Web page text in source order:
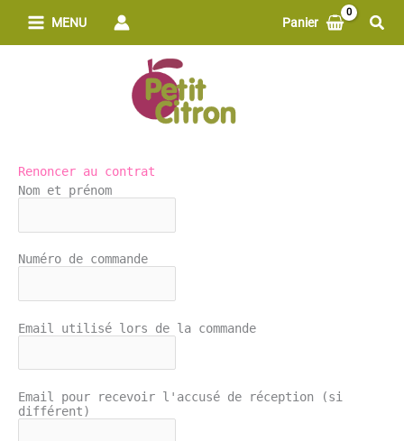
MENU Panier
Renoncer au contrat
Nom et prénom
Numéro de commande
Email utilisé lors de la commande
Email pour recevoir l'accusé de réception (si
différent)